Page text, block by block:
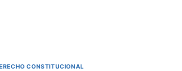
CONSTITUCIONAL